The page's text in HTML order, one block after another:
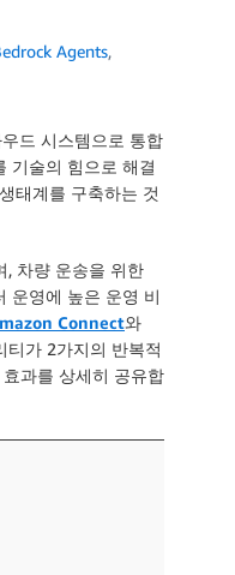
Agents,
드 시스템으로 통합
기술의 힘으로 해결
태계를 구축하는 것
, 차량 운송을 위한
운영에 높은 운영 비
Connect와
티가 2가지의 반복적
과를 상세히 공유합